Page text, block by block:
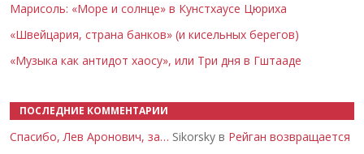
Марисоль: «Море и солнце» в Кунстхаусе Цюриха
«Швейцария, страна банков» (и кисельных берегов)
«Музыка как антидот хаосу», или Три дня в Гштааде
ПОСЛЕДНИЕ КОММЕНТАРИИ
Спасибо, Лев Аронович, за… Sikorsky в Рейган возвращается